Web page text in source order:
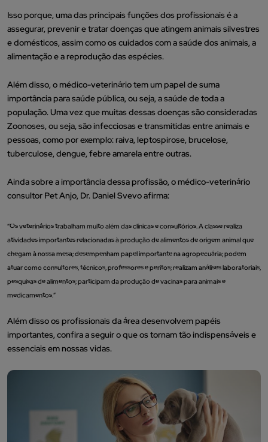
Isso porque, uma das principais funções dos profissionais é a
assegurar, prevenir e tratar doenças que atingem animais silvestres
e domésticos, assim como os cuidados com a saúde dos animais, a
alimentação e a reprodução das espécies.
Além disso, o médico-veterinário tem um papel de suma
importância para saúde pública, ou seja, a saúde de toda a
população. Uma vez que muitas dessas doenças são consideradas
Zoonoses, ou seja, são infecciosas e transmitidas entre animais e
pessoas, como por exemplo: raiva, leptospirose, brucelose,
tuberculose, dengue, febre amarela entre outras.
Ainda sobre a importância dessa profissão, o médico-veterinário
consultor Pet Anjo, Dr. Daniel Svevo afirma:
“Os veterinários trabalham muito além das clínicas e consultórios. A classe realiza
atividades importantes relacionadas à produção de alimentos de origem animal que
chegam à nossa mesa; desempenham papel importante na agropecuária; podem
atuar como consultores, técnicos, professores e peritos; realizam análises laboratoriais,
pesquisas de alimentos; participam da produção de vacinas para animais e
medicamentos.”
Além disso os profissionais da área desenvolvem papéis
importantes, confira a seguir o que os tornam tão indispensáveis e
essenciais em nossas vidas.